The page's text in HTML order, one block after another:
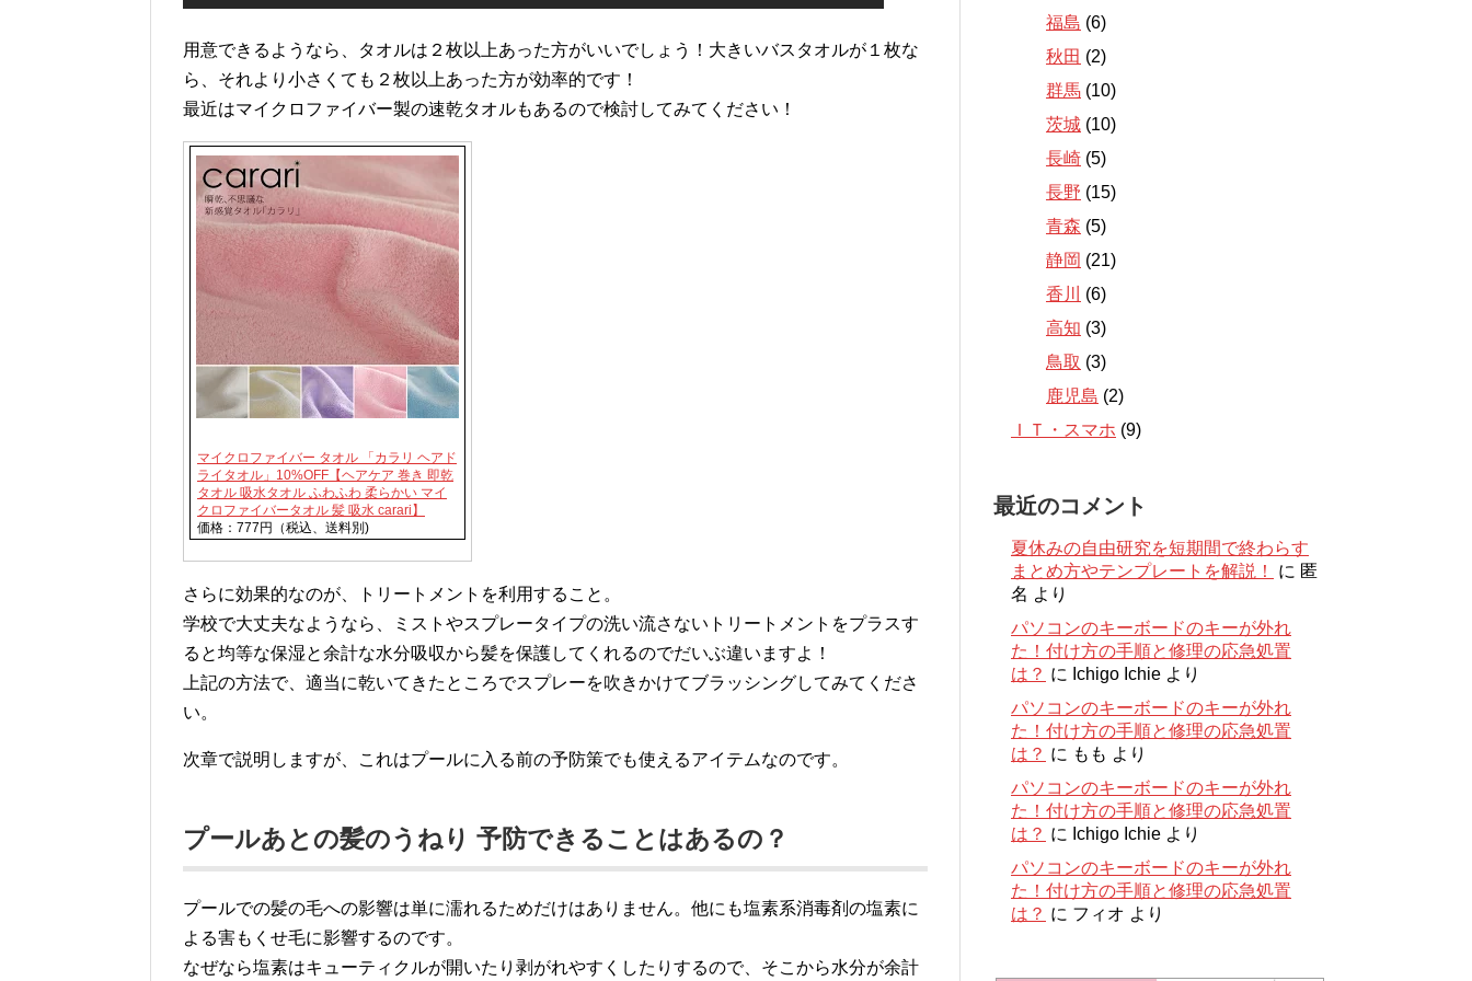
用意できるようなら、タオルは２枚以上あった方がいいでしょう！大きいバスタオルが１枚な
ら、それより小さくても２枚以上あった方が効率的です！
最近はマイクロファイバー製の速乾タオルもあるので検討してみてください！
マイクロファイバー タオル 「カラリ ヘアド
ライタオル」10%OFF【ヘアケア 巻き 即乾
タオル 吸水タオル ふわふわ 柔らかい マイ
クロファイバータオル 髪 吸水 carari】
価格：777円（税込、送料別)
さらに効果的なのが、トリートメントを利用すること。
学校で大丈夫なようなら、ミストやスプレータイプの洗い流さないトリートメントをプラスす
ると均等な保湿と余計な水分吸収から髪を保護してくれるのでだいぶ違いますよ！
上記の方法で、適当に乾いてきたところでスプレーを吹きかけてブラッシングしてみてくださ
い。
次章で説明しますが、これはプールに入る前の予防策でも使えるアイテムなのです。
プールあとの髪のうねり 予防できることはあるの？
プールでの髪の毛への影響は単に濡れるためだけはありません。他にも塩素系消毒剤の塩素に
よる害もくせ毛に影響するのです。
なぜなら塩素はキューティクルが開いたり剥がれやすくしたりするので、そこから水分が余計
福島 (6)
秋田 (2)
群馬 (10)
茨城 (10)
長崎 (5)
長野 (15)
青森 (5)
静岡 (21)
香川
(6)
高知 (3)
鳥取 (3)
鹿児島 (2)
ＩＴ・スマホ (9)
最近のコメント
夏休みの自由研究を短期間で終わらす
まとめ方やテンプレートを解説！
に 匿
名 より
パソコンのキーボードのキーが外れ
た！付け方の手順と修理の応急処置
は？ に Ichigo Ichie より
パソコンのキーボードのキーが外れ
た！付け方の手順と修理の応急処置
は？ に もも より
パソコンのキーボードのキーが外れ
た！付け方の手順と修理の応急処置
は？ に Ichigo Ichie より
パソコンのキーボードのキーが外れ
た！付け方の手順と修理の応急処置
は？ に フィオ より